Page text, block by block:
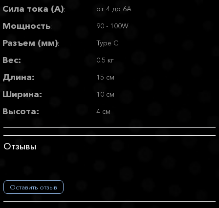
Сила тока (А): от 4 до 6A
Мощность: 90 - 100W
Разъем (мм): Type C
Вес: 0.5 кг
Длина: 15 см
Ширина: 10 см
Высота: 4 см
Отзывы
Оставить отзыв